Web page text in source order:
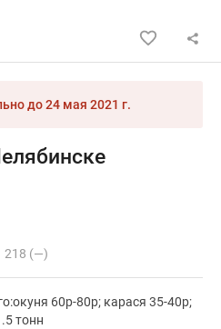
до24 мая 2021 г.
218 (—)
60р-80р; карася 35-40р;
тонн